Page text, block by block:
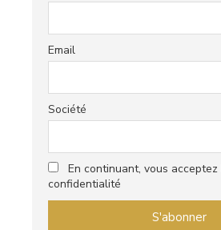
Email
Société
En continuant, vous
confidentialité